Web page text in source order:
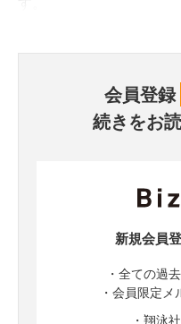
会員登録
続きをお
新規会員
・全ての過
・会員限定
・翔泳